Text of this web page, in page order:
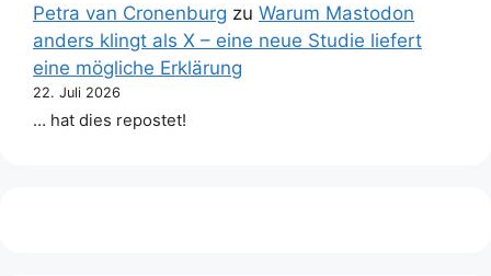
Petra van Cronenburg zu Warum Mastodon
anders klingt als X – eine neue Studie liefert
eine mögliche Erklärung
22. Juli 2026
… hat dies repostet!